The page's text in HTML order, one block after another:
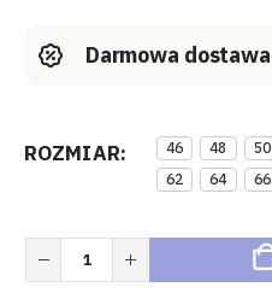
Darmowa
ROZMIAR 46 48 50
62
64 66